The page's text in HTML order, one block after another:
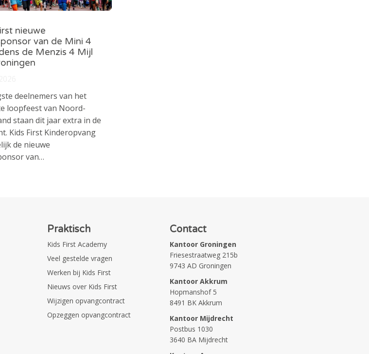
nieuwe
van de Mini 4
de Menzis 4 Mijl
deelnemers van het
loopfeest van Noord-
staan dit jaar extra in de
Kids First Kinderopvang
de nieuwe
van…
Praktisch
Kids First Academy
Veel gestelde vragen
Werken bij Kids First
Nieuws over Kids First
Wijzigen opvangcontract
Opzeggen opvangcontract
Contact
Kantoor Groningen
Friesestraatweg 215b
9743 AD Groningen
Kantoor Akkrum
Hopmanshof 5
8491 BK Akkrum
Kantoor Mijdrecht
Postbus 1030
3640 BA Mijdrecht